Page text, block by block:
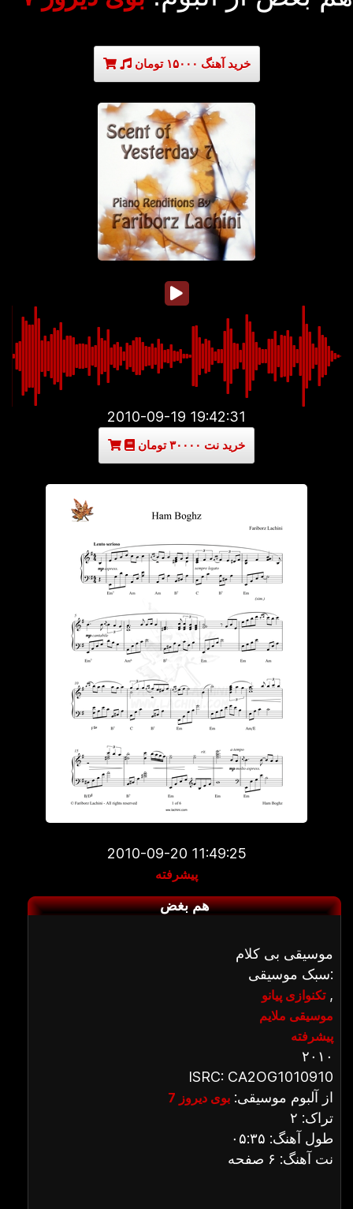
خرید آهنگ ۱۵۰۰۰ تومان
2010-09-19 19:42:31
خرید نت ۳۰۰۰۰ تومان
2010-09-20 11:49:25
پیشرفته
هم بغض
موسیقی بی کلام
سبک موسیقی:
تکنوازی پیانو,
موسیقی ملایم
پیشرفته
۲۰۱۰
ISRC: CA2OG1010910
از آلبوم موسیقی: بوی دیروز 7
تراک: ۲
طول آهنگ: ۰۵:۳۵
نت آهنگ: ۶ صفحه